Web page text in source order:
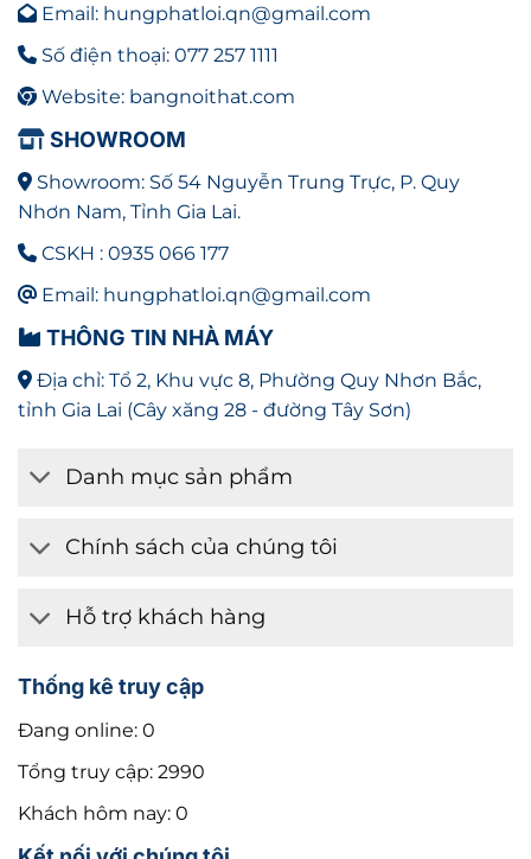
Email: hungphatloi.qn@gmail.com
Số điện thoại: 077 257 1111
Website: bangnoithat.com
SHOWROOM
Showroom: Số 54 Nguyễn Trung Trực, P. Quy
Nhơn Nam, Tỉnh Gia Lai.
CSKH : 0935 066 177
Email: hungphatloi.qn@gmail.com
THÔNG TIN NHÀ MÁY
Địa chỉ: Tổ 2, Khu vực 8, Phường Quy Nhơn Bắc,
tỉnh Gia Lai (Cây xăng 28 - đường Tây Sơn)
Danh mục sản phẩm
Chính sách của chúng tôi
Hỗ trợ khách hàng
Thống kê truy cập
Đang online: 0
Tổng truy cập: 2990
Khách hôm nay: 0